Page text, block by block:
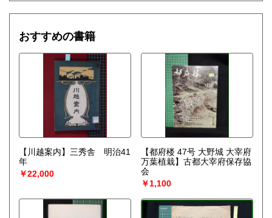
おすすめの書籍
【川越案内】三秀舎 明治41
年
￥22,000
【都府楼 47号 大野城 大宰府
万葉植栽】古都大宰府保存協
会
￥1,100